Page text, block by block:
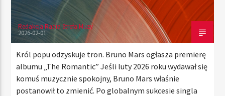
Radio Strefa Muzy
Redakcja Radia Strefa Muzy
2026-02-01
Król popu odzyskuje tron. Bruno Mars ogłasza premierę
albumu „The Romantic” Jeśli luty 2026 roku wydawał się
komuś muzycznie spokojny, Bruno Mars właśnie
postanowił to zmienić. Po globalnym sukcesie singla